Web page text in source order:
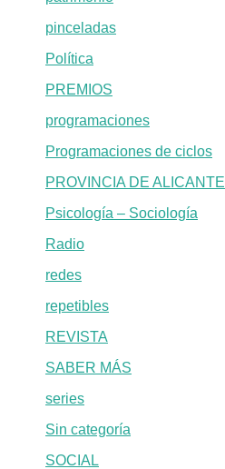
pinceladas
Política
PREMIOS
programaciones
Programaciones de ciclos
PROVINCIA DE ALICANTE
Psicología – Sociología
Radio
redes
repetibles
REVISTA
SABER MÁS
series
Sin categoría
SOCIAL